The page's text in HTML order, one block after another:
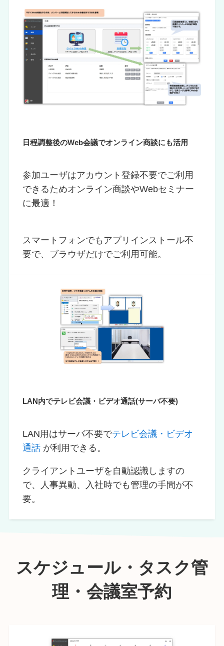
日程調整後のWeb会議でオンライン商談にも活用
参加ユーザはアカウント登録不要でご利用
できるためオンライン商談やWebセミナー
に最適！
スマートフォンでもアプリインストール不
要で、ブラウザだけでご利用可能。
LAN内でテレビ会議・ビデオ通話(サーバ不要)
LAN用はサーバ不要でテレビ会議・ビデオ
通話が利用できる。
クライアントユーザを自動認識しますの
で、人事異動、入社時でも管理の手間が不
要。
スケジュール・タスク管
理・会議室予約